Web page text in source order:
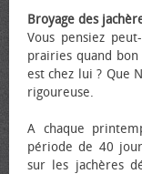
Broyage des
Vous pensiez
prairies quand
est chez lui ? Que
rigoureuse.
A chaque
période de 40
sur les jachères